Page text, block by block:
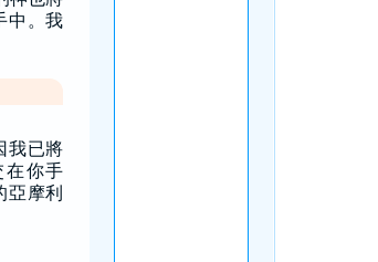
中。我
我已將
你手
摩利